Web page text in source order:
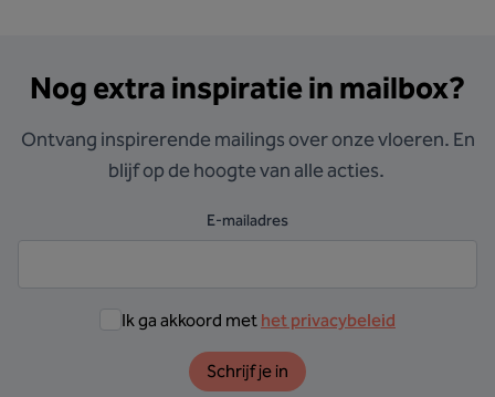
Nog extra inspiratie in mailbox?
Ontvang inspirerende mailings over onze vloeren. En
blijf op de hoogte van alle acties.
E-mailadres
Ik ga akkoord met het privacybeleid
Schrijf je in